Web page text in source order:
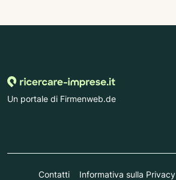
Un portale di Firmenweb.de
Contatti Informativa sulla Privacy